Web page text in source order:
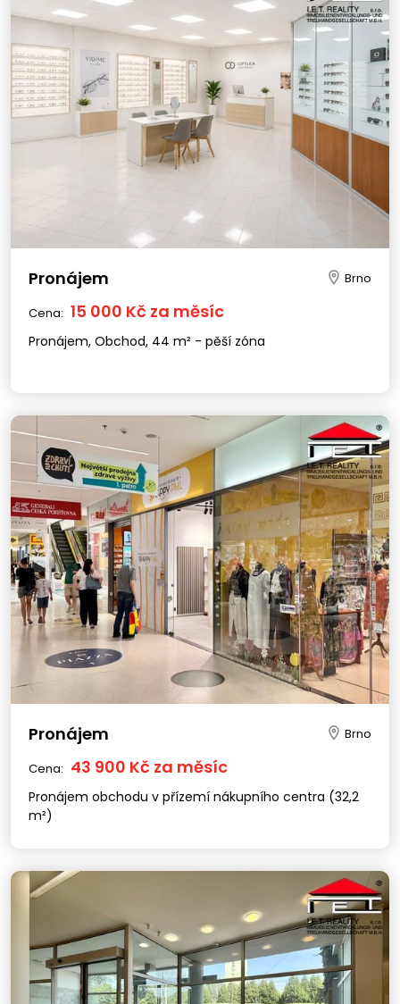
Pronájem Brno
Cena: 15 000 Kč za měsíc
Pronájem, Obchod, 44 m² - pěší zóna
Pronájem Brno
Cena: 43 900 Kč za měsíc
Pronájem obchodu v přízemí nákupního centra (32,2
m²)